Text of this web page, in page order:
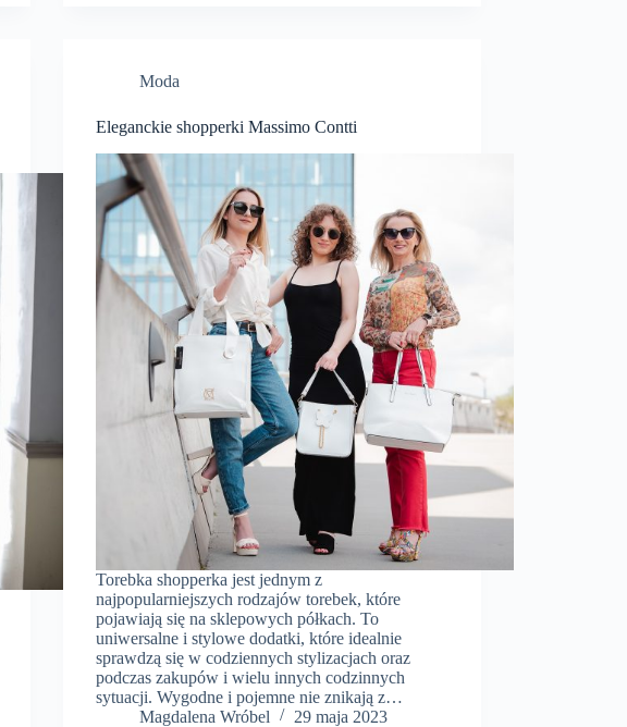
Moda
Eleganckie shopperki Massimo Contti
Torebka shopperka jest jednym z
najpopularniejszych rodzajów torebek, które
pojawiają się na sklepowych półkach. To
uniwersalne i stylowe dodatki, które idealnie
sprawdzą się w codziennych stylizacjach oraz
podczas zakupów i wielu innych codzinnych
sytuacji. Wygodne i pojemne nie znikają z…
Magdalena Wróbel
29 maja 2023